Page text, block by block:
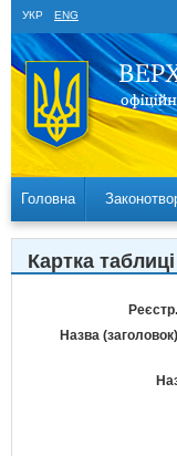
УКР ENG
Головна
Картка
Назва